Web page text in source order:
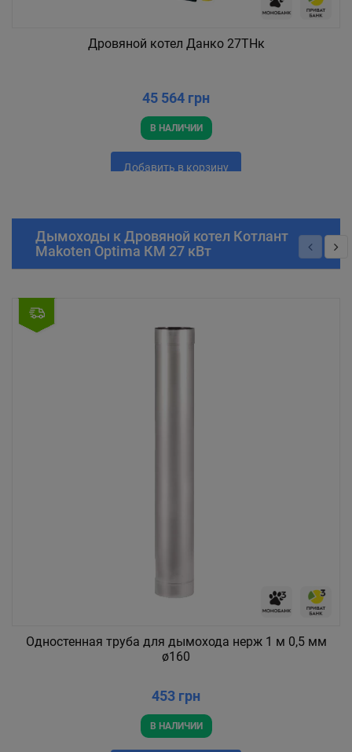
Дровяной котел Данко 27ТНк
45 564 грн
В НАЛИЧИИ
Добавить в корзину
Дымоходы к Дровяной котел Котлант
Makoten Optima КМ 27 кВт
Одностенная труба для дымохода нерж 1 м 0,5 мм
ø160
453 грн
В НАЛИЧИИ